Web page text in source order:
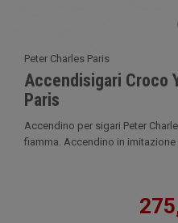
Peter Charles Paris
Accendisigari Croco
Paris
Accendino per sigari Peter
fiamma. Accendino in